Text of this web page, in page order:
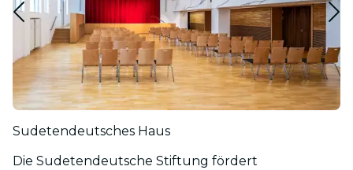
Sudetendeutsches Haus
Die Sudetendeutsche Stiftung fördert